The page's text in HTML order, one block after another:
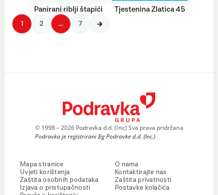
Panirani riblji štapići Tjestenina Zlatica 45
1 2 … 7
© 1998 – 2026 Podravka d.d. (Inc) Sva prava pridržana
Podravka je registrirani žig Podravke d.d. (Inc.)
Mapa stranice
Uvjeti korištenja
Zaštita osobnih podataka
Izjava o pristupačnosti
O nama
Kontaktirajte nas
Zaštita privatnosti
Postavke kolačića